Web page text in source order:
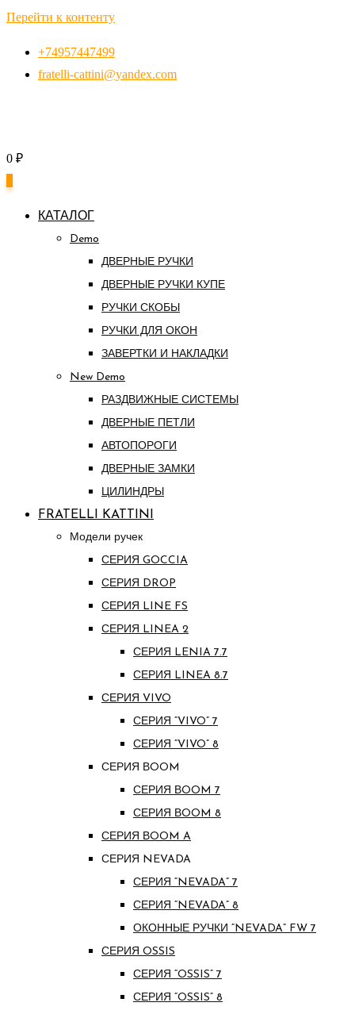
Перейти к контенту
+74957447499
fratelli-cattini@yandex.com
0 ₽
КАТАЛОГ
Demo
ДВЕРНЫЕ РУЧКИ
ДВЕРНЫЕ РУЧКИ КУПЕ
РУЧКИ СКОБЫ
РУЧКИ ДЛЯ ОКОН
ЗАВЕРТКИ И НАКЛАДКИ
New Demo
РАЗДВИЖНЫЕ СИСТЕМЫ
ДВЕРНЫЕ ПЕТЛИ
АВТОПОРОГИ
ДВЕРНЫЕ ЗАМКИ
ЦИЛИНДРЫ
FRATELLI KATTINI
Модели ручек
СЕРИЯ GOCCIA
СЕРИЯ DROP
СЕРИЯ LINE FS
СЕРИЯ LINEA 2
СЕРИЯ LENIA 7.7
СЕРИЯ LINEA 8.7
СЕРИЯ VIVO
СЕРИЯ “VIVO” 7
СЕРИЯ “VIVO” 8
СЕРИЯ ВOOM
СЕРИЯ ВOOM 7
СЕРИЯ ВOOM 8
СЕРИЯ ВOOM A
СЕРИЯ NEVADA
СЕРИЯ “NEVADA” 7
СЕРИЯ “NEVADA” 8
ОКОННЫЕ РУЧКИ “NEVADA” FW 7
СЕРИЯ OSSIS
СЕРИЯ “OSSIS” 7
СЕРИЯ “OSSIS” 8